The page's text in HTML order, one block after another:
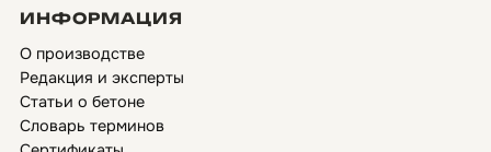
ИНФОРМАЦИЯ
О производстве
Редакция и эксперты
Статьи о бетоне
Словарь терминов